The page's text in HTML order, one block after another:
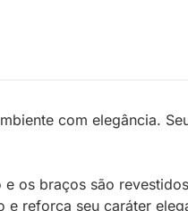
com elegância.
os braços são
reforça seu caráter